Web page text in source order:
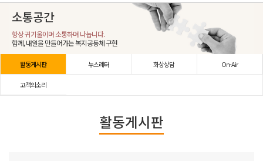
소통공간
항상 귀기울이며 소통하며 나눕니다.
함께, 내일을 만들어가는 복지공동체 구현
활동게시판 뉴스레터 화상상담 On-Air
고객의소리
활동게시판